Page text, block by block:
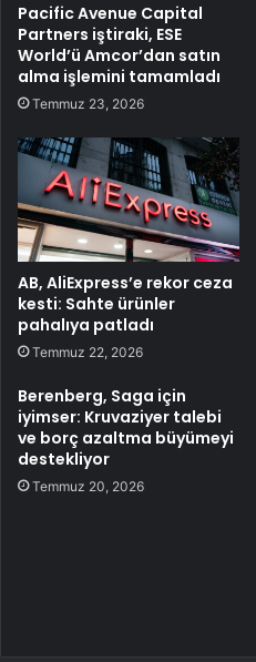
Pacific Avenue Capital
Partners iştiraki, ESE
World’ü Amcor’dan satın
alma işlemini tamamladı
Temmuz 23, 2026
AB, AliExpress’e rekor ceza
kesti: Sahte ürünler
pahalıya patladı
Temmuz 22, 2026
Berenberg, Saga için
iyimser: Kruvaziyer talebi
ve borç azaltma büyümeyi
destekliyor
Temmuz 20, 2026